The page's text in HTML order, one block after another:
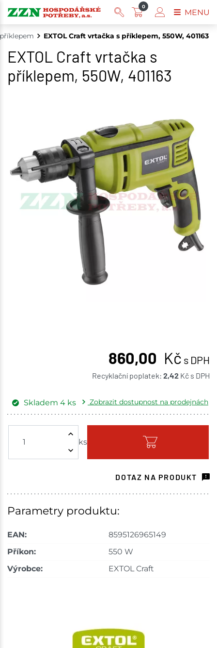
EXTOL Craft vrtačka s příklepem, 550W, 401163
EXTOL Craft vrtačka s
příklepem, 550W, 401163
860,00 Kč s DPH
Recyklační poplatek: 2,42 Kč s DPH
ks
Skladem 4 ks
Zobrazit dostupnost na prodejnách
Skladem - ihned k odeslání
Nové Město 1 ks
Velké Meziříčí
Skladem na prodejně - doručení do 7 dnů
DOTAZ NA PRODUKT
Parametry produktu:
EAN:
8595126965149
Příkon:
550 W
Výrobce:
EXTOL Craft
0
MENU